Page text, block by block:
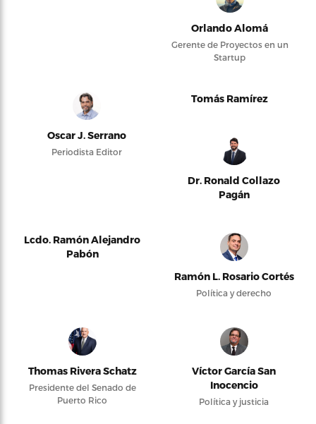
Orlando Alomá
Gerente de Proyectos en un
Startup
Oscar J. Serrano
Periodista Editor
Tomás Ramírez
Dr. Ronald Collazo
Pagán
Lcdo. Ramón Alejandro
Pabón
Ramón L. Rosario Cortés
Política y derecho
Thomas Rivera Schatz
Presidente del Senado de
Puerto Rico
Víctor García San
Inocencio
Política y justicia